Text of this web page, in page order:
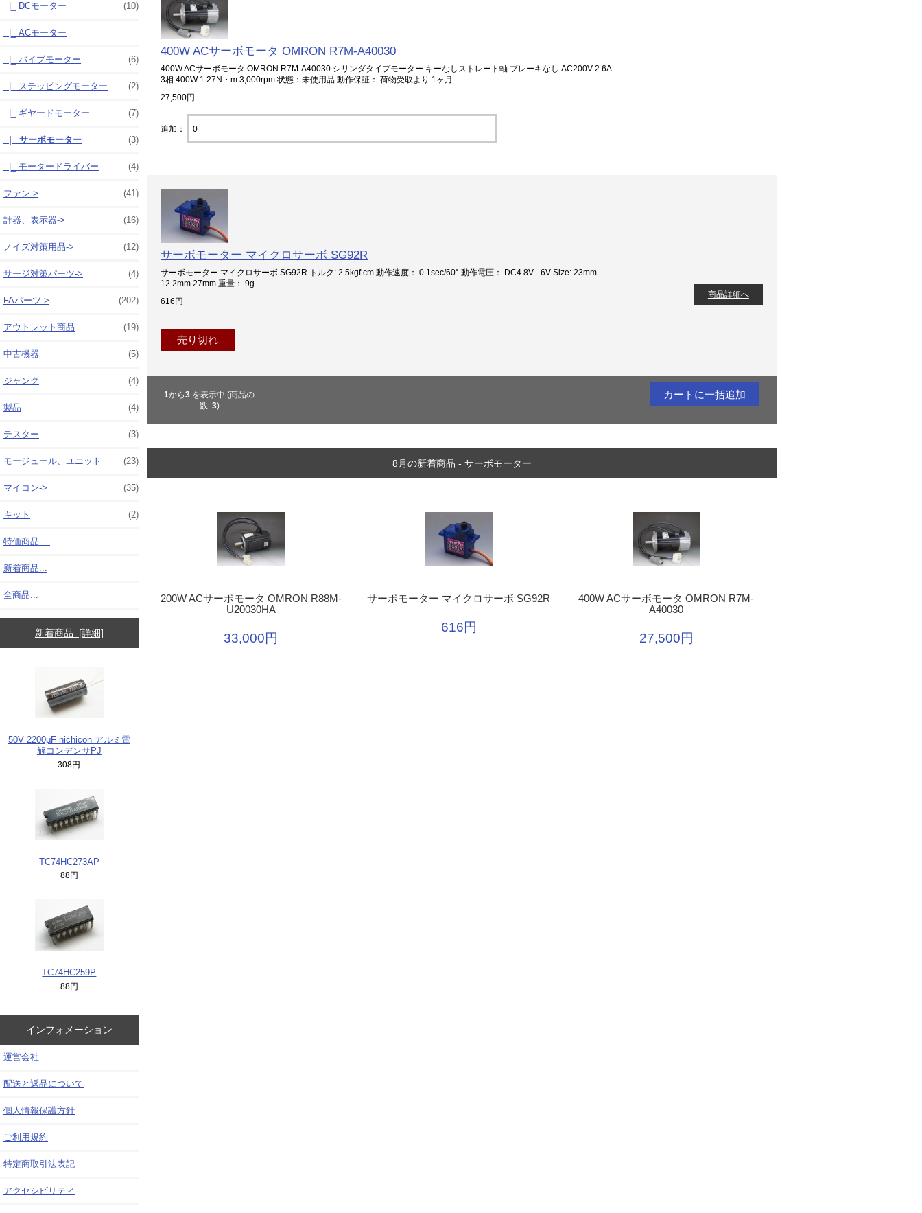
|_ DCモーター (10)
|_ ACモーター
|_ バイブモーター (6)
|_ ステッピングモーター (2)
|_ ギヤードモーター (7)
|_ サーボモーター (3)
|_ モータードライバー (4)
ファン-> (41)
計器、表示器-> (16)
ノイズ対策用品-> (12)
サージ対策パーツ-> (4)
FAパーツ-> (202)
アウトレット商品 (19)
中古機器 (5)
ジャンク (4)
製品 (4)
テスター (3)
モージュール、ユニット (23)
マイコン-> (35)
キット (2)
特価商品 ...
新着商品...
全商品...
新着商品 [詳細]
50V 2200μF nichicon アルミ電
解コンデンサPJ
308円
TC74HC273AP
88円
TC74HC259P
88円
インフォメーション
運営会社
配送と返品について
個人情報保護方針
ご利用規約
特定商取引法表記
アクセシビリティ
400W ACサーボモータ OMRON R7M-A40030
400W ACサーボモータ OMRON R7M-A40030 シリンダタイプモーター キーなしストレート軸 ブレーキなし AC200V 2.6A
3相 400W 1.27N・m 3,000rpm 状態：未使用品 動作保証： 荷物受取より 1ヶ月
27,500円
追加：
サーボモーター マイクロサーボ SG92R
サーボモーター マイクロサーボ SG92R トルク: 2.5kgf.cm 動作速度： 0.1sec/60° 動作電圧： DC4.8V - 6V Size: 23mm
12.2mm 27mm 重量： 9g
616円
商品詳細へ
売り切れ
1から3 を表示中 (商品の
数: 3)
8月の新着商品 - サーボモーター
200W ACサーボモータ OMRON R88M-
U20030HA
33,000円
サーボモーター マイクロサーボ SG92R
616円
400W ACサーボモータ OMRON R7M-
A40030
27,500円